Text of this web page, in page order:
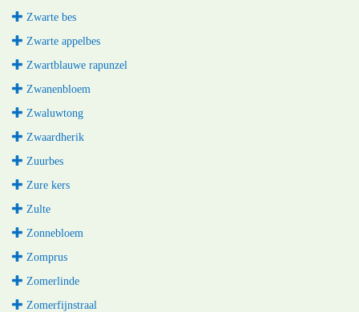
Zwarte bes
Zwarte appelbes
Zwartblauwe rapunzel
Zwanenbloem
Zwaluwtong
Zwaardherik
Zuurbes
Zure kers
Zulte
Zonnebloem
Zomprus
Zomerlinde
Zomerfijnstraal